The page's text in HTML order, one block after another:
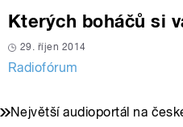
Kterých boháčů si
29. říjen 2014
Radiofórum
Největší audioportál na